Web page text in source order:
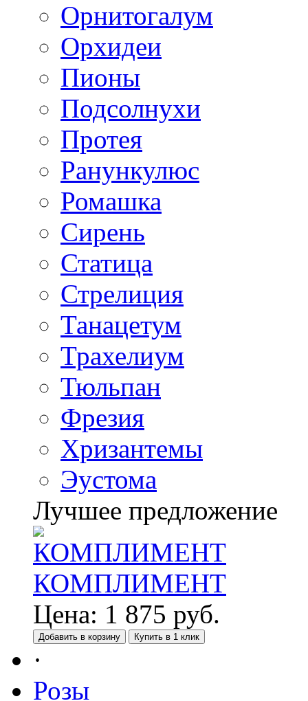
Орнитогалум
Орхидеи
Пионы
Подсолнухи
Протея
Ранункулюс
Ромашка
Сирень
Статица
Стрелиция
Танацетум
Трахелиум
Тюльпан
Фрезия
Хризантемы
Эустома
Лучшее предложение
КОМПЛИМЕНТ
Цена: 1 875 руб.
Добавить в корзину Купить в 1 клик
·
Розы